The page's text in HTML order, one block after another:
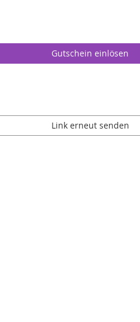
Gutschein einlösen
Link erneut senden